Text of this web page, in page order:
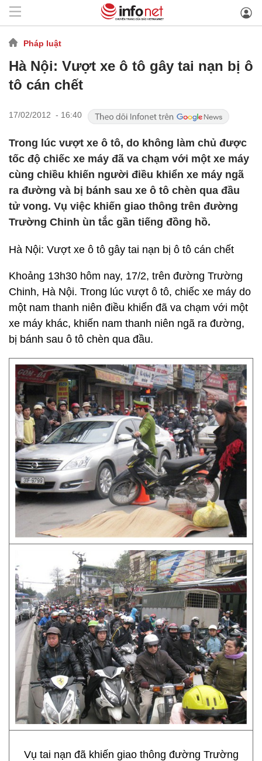
Pháp luật
Hà Nội: Vượt xe ô tô gây tai nạn bị ô
tô cán chết
17/02/2012 - 16:40
Trong lúc vượt xe ô tô, do không làm chủ được
tốc độ chiếc xe máy đã va chạm với một xe máy
cùng chiều khiến người điều khiển xe máy ngã
ra đường và bị bánh sau xe ô tô chèn qua đầu
tử vong. Vụ việc khiến giao thông trên đường
Trường Chinh ùn tắc gần tiếng đồng hồ.
Hà Nội: Vượt xe ô tô gây tai nạn bị ô tô cán chết
Khoảng 13h30 hôm nay, 17/2, trên đường Trường
Chinh, Hà Nội. Trong lúc vượt ô tô, chiếc xe máy do
một nam thanh niên điều khiển đã va chạm với một
xe máy khác, khiến nam thanh niên ngã ra đường,
bị bánh sau ô tô chèn qua đầu.
Vụ tai nạn đã khiến giao thông đường Trường